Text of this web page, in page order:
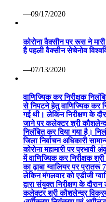
—09/17/2020
कोरोना वैक्सीन पर रूस ने
है पहली वैक्सीन सेचेनोव
—07/13/2020
वाणिज्यिक कर निरीक्षक
से निपटने हेतु वाणिज्यिक कर
गई थी। लेकिन निरीक्षण के
जाने पर कलेक्टर श्री
निलंबित कर दिया गया है।
जिला निर्वाचन अधिकारी
कोरोना महामारी पर
में वाणिज्यिक कर निरीक्षक
का ढ़ाबा ग्वालियर पर
लेकिन मंगलवार को एडीजी
द्वारा संयुक्त निरीक्षण के
कलेक्टर श्री कौशलेन्द्र